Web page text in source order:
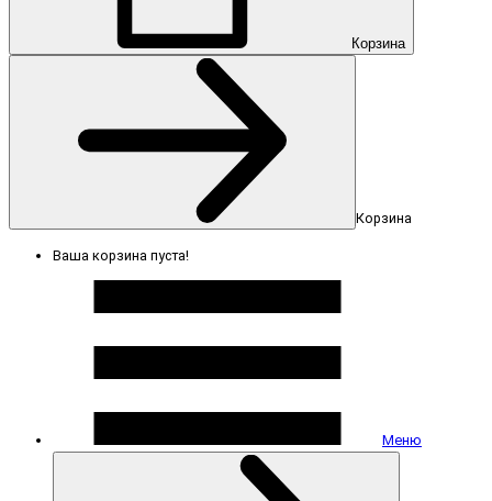
Корзина
Корзина
Ваша корзина пуста!
Меню